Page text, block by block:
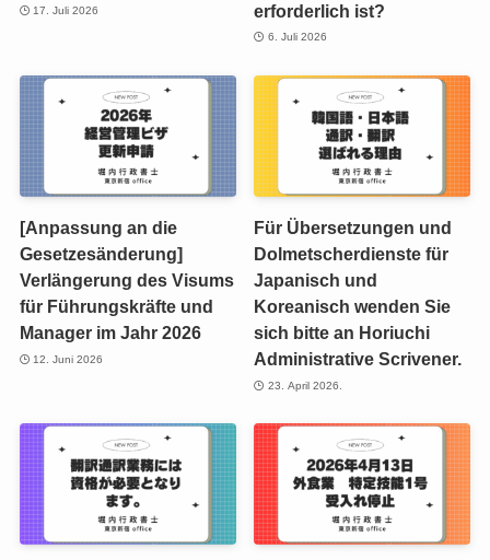
17. Juli 2026 erforderlich ist?
6. Juli 2026
[Anpassung an die
Gesetzesänderung]
Verlängerung des Visums
für Führungskräfte und
Manager im Jahr 2026
12. Juni 2026
Für Übersetzungen und
Dolmetscherdienste für
Japanisch und
Koreanisch wenden Sie
sich bitte an Horiuchi
Administrative Scrivener.
23. April 2026.